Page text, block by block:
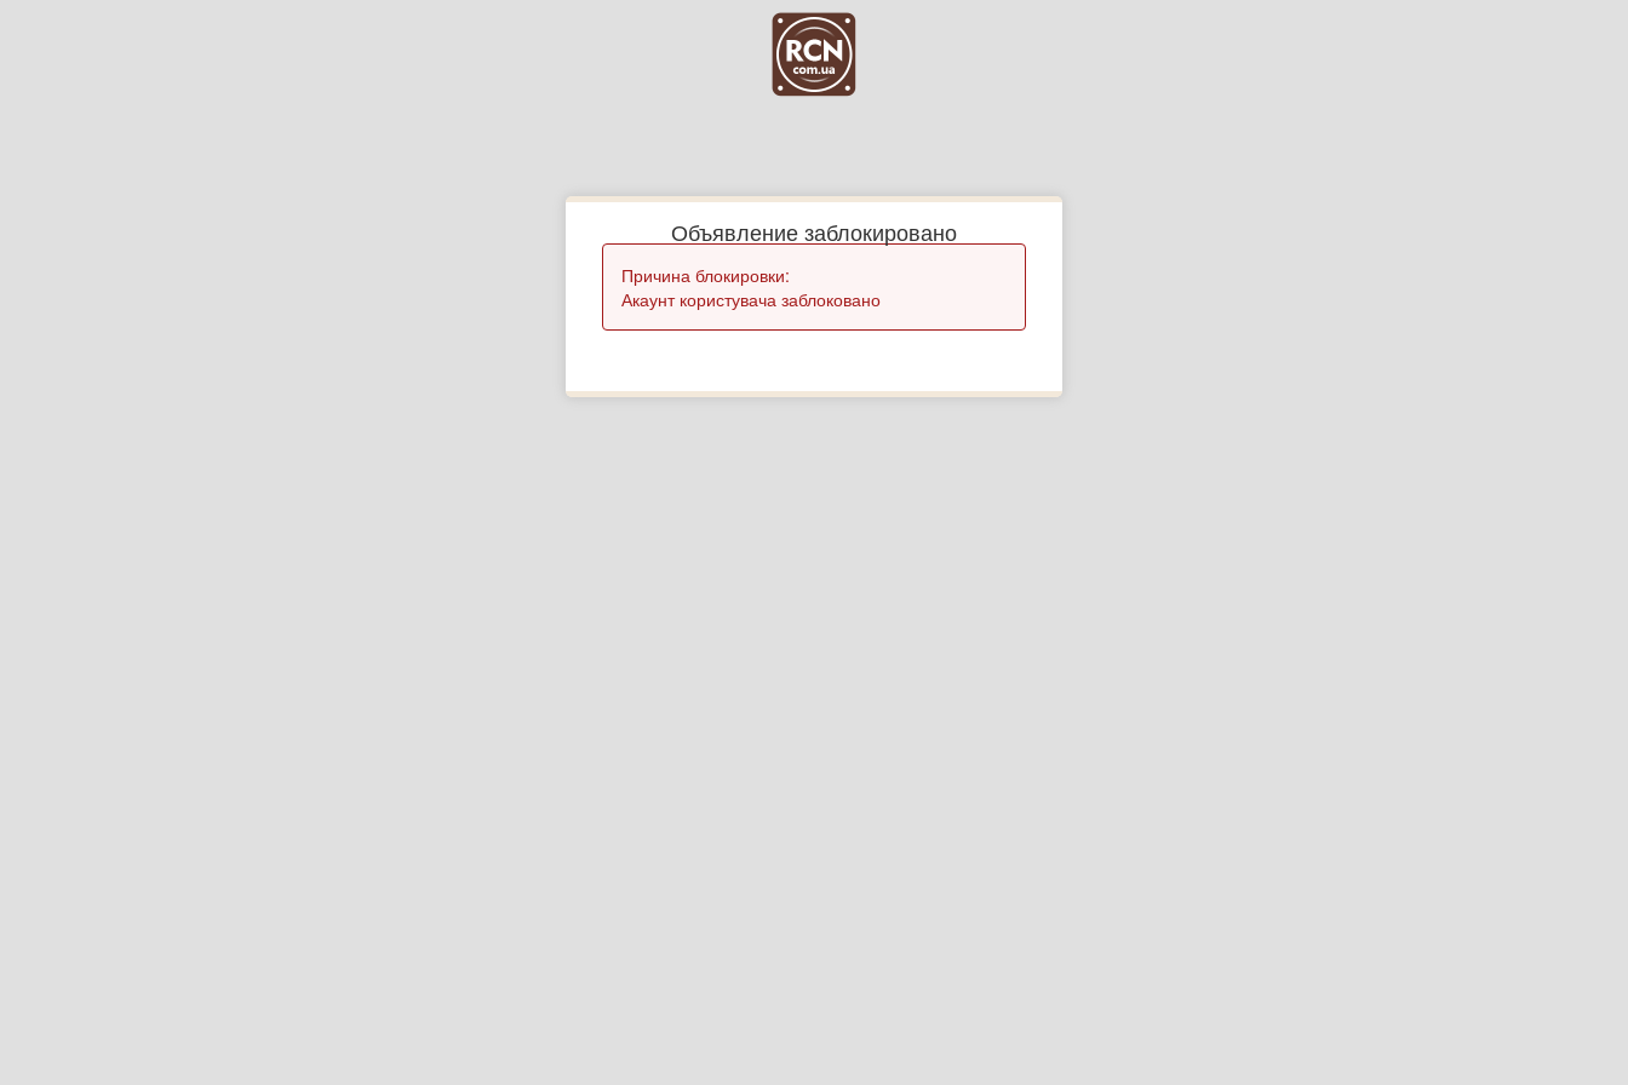
Объявление заблокировано
Причина блокировки:
Акаунт користувача заблоковано